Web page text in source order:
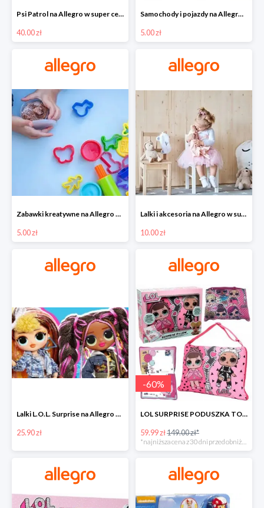
Psi Patrol na Allegro w super cenach od 40 zł
40.00 zł
Samochody i pojazdy na Allegro w super cenach od 5 zł
5.00 zł
Zabawki kreatywne na Allegro w super cenach od 5 zł
5.00 zł
Lalki i akcesoria na Allegro w super cenach od 10 zł
10.00 zł
Lalki L.O.L. Surprise na Allegro w super cenach od 25,90 zł
25.90 zł
-60%
LOL SURPRISE PODUSZKA TOREBKA SEKRETNY SCHOWEK MP3 -59%
59.99 zł149.00 zł*
*najniższa cena z 30 dni przed obniżką